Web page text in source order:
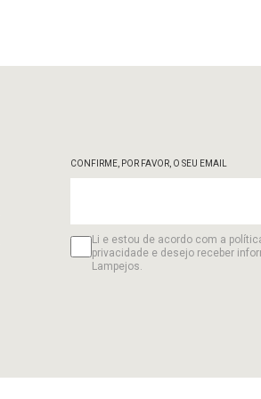
CONFIRME, POR FAVOR, O SEU EMAIL
Li e estou de acordo com a
privacidade e desejo receber
Lampejos.